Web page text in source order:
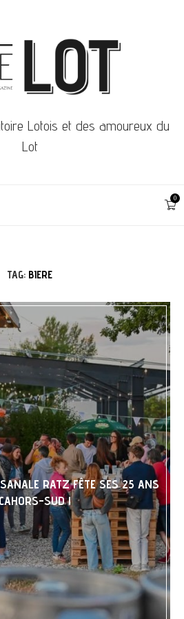
Lotois et des amoureux du
Lot
0
TAG: BIERE
RATZ FÊTE SES 25 ANS
SUD !